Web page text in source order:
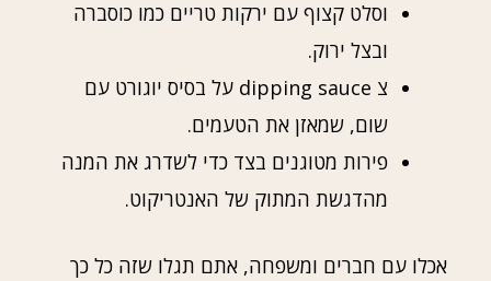
וסלט קצוף עם ירקות טריים כמו כוסברה
ובצל ירוק.
צ dipping sauce על בסיס יוגורט עם
שום, שמאזן את הטעמים.
פירות מטוגנים בצד כדי לשדרג את המנה
מהדגשת המתוק של האנטריקוט.
אכלו עם חברים ומשפחה, אתם תגלו שזה כל כך